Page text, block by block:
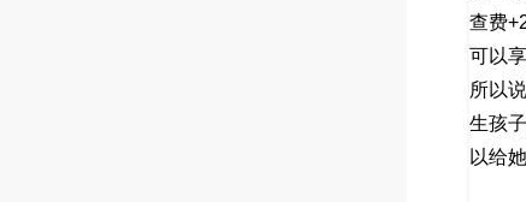
查费
可以
所以说
生孩
以给